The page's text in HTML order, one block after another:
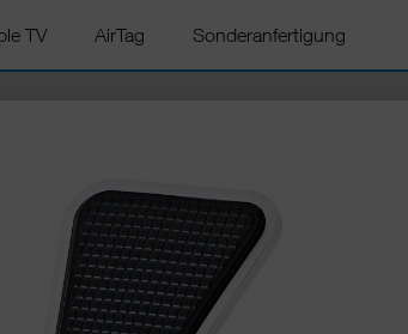
TV AirTag Sonderanfertigung